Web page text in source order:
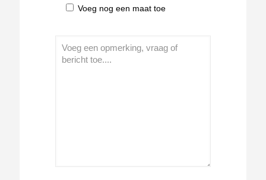
Voeg nog een maat toe